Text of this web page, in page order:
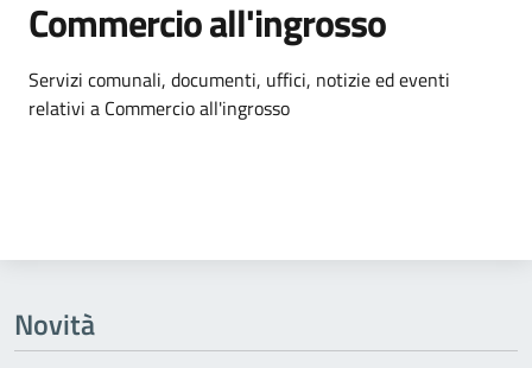
Commercio all'ingrosso
Dettagli dell'argomento
Servizi comunali, documenti, uffici, notizie ed eventi
relativi a Commercio all'ingrosso
Novità